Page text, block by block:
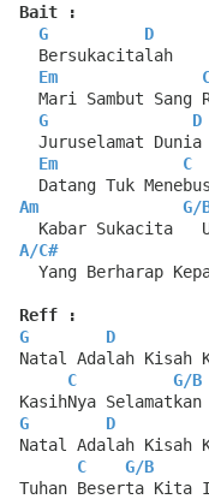
Bait :
G
D
  Bersukacitalah
Em
Mari Sambut Sang
G
D
  Juruselamat Dunia
Em
C
Datang Tuk
Am
G/
Kabar Sukacita
A/C#
Yang Berharap
Reff :
G
D
Natal Adalah Kisah
C
G/B
KasihNya
G
D
Natal Adalah Kisah
C
G/B
Tuhan Beserta Kita